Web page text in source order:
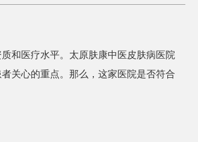
和医疗水平。太原肤康中医皮肤病医院
关心的重点。那么，这家医院是否符合